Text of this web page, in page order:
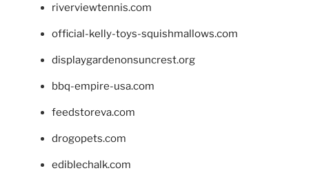
riverviewtennis.com
official-kelly-toys-squishmallows.com
displaygardenonsuncrest.org
bbq-empire-usa.com
feedstoreva.com
drogopets.com
ediblechalk.com